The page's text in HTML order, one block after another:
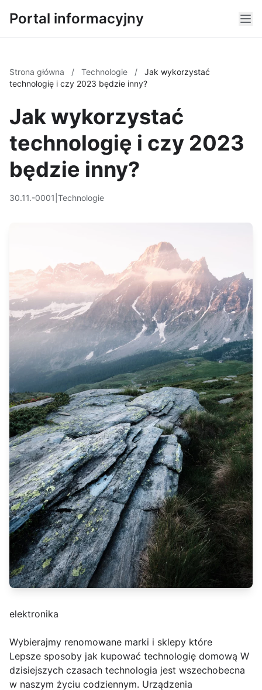
Portal informacyjny
Strona główna / Technologie /
Jak wykorzystać
technologię i czy 2023 będzie inny?
Jak wykorzystać
technologię i czy 2023
będzie inny?
30.11.-0001 Technologie
elektronika
Wybierajmy renomowane marki i sklepy które
Lepsze sposoby jak kupować technologię domową W
dzisiejszych czasach technologia jest wszechobecna
w naszym życiu codziennym. Urządzenia